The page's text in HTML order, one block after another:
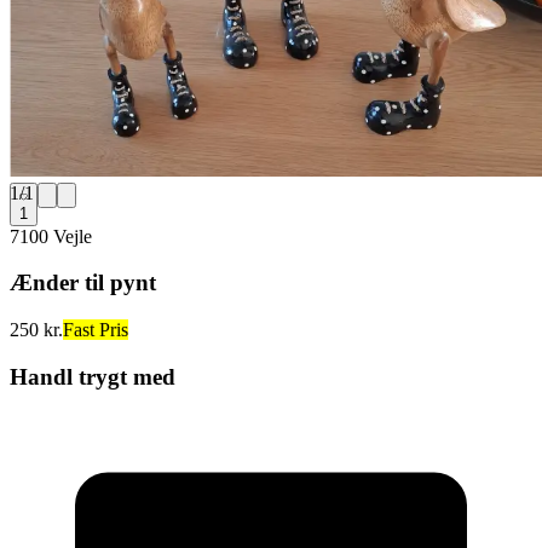
1/1
1
7100 Vejle
Ænder til pynt
250 kr.Fast Pris
Handl trygt med